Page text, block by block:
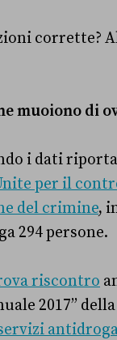
corrette?
muoiono di
i dati
per il
del crimine,
294 persone.
riscontro
2017” della